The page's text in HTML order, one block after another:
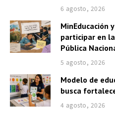
6 agosto, 2026
MinEducación
participar en
Pública
5 agosto, 2026
Modelo de
busca
4 agosto, 2026